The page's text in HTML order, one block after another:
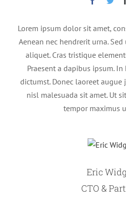
Lorem ipsum dolor sit amet,
Aenean nec hendrerit urna.
aliquet. Cras tristique
Praesent a dapibus ipsum.
dictumst. Donec laoreet
nisl malesuada sit amet. Ut
tempor maximus
Eric
CTO &